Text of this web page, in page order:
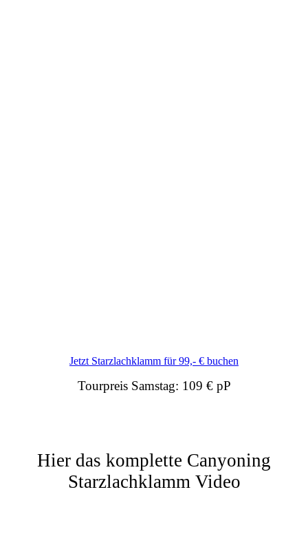
Jetzt Starzlachklamm für 99,- € buchen
Tourpreis Samstag: 109 € pP
Hier das komplette Canyoning
Starzlachklamm Video